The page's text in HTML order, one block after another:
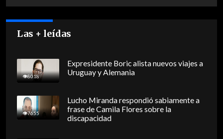
Las + leídas
8018
Expresidente Boric alista nuevos viajes a
Uruguay y Alemania
7655
Lucho Miranda respondió sabiamente a
frase de Camila Flores sobre la
discapacidad